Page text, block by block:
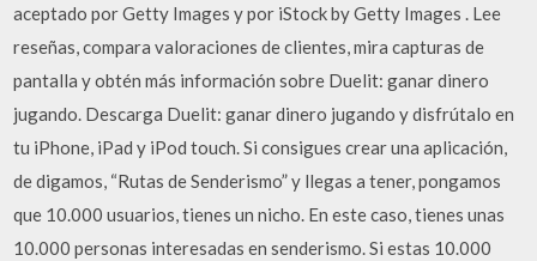
aceptado por Getty Images y por iStock by Getty Images . ‎Lee
reseñas, compara valoraciones de clientes, mira capturas de
pantalla y obtén más información sobre Duelit: ganar dinero
jugando. Descarga Duelit: ganar dinero jugando y disfrútalo en
tu iPhone, iPad y iPod touch. Si consigues crear una aplicación,
de digamos, “Rutas de Senderismo” y llegas a tener, pongamos
que 10.000 usuarios, tienes un nicho. En este caso, tienes unas
10.000 personas interesadas en senderismo. Si estas 10.000